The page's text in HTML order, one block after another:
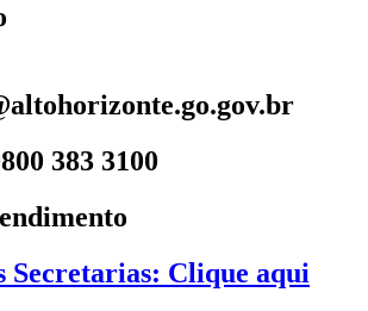
383 3100
Secretarias: Clique aqui